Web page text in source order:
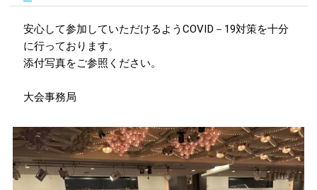
安心して参加していただけるようCOVID－19対策を十分
に行っております。
添付写真をご参照ください。
大会事務局